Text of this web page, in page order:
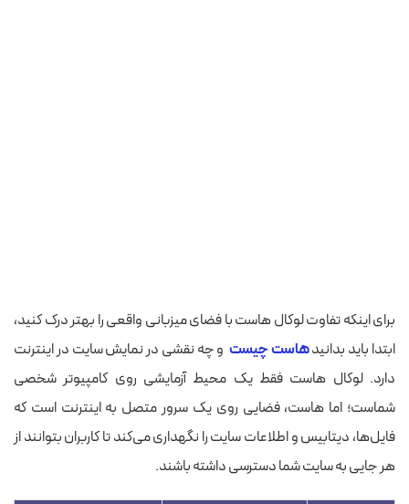
برای اینکه تفاوت لوکال هاست با فضای میزبانی واقعی را بهتر درک کنید،
ابتدا باید بدانیدهاست چیست و چه نقشی در نمایش سایت در اینترنت
دارد. لوکال هاست فقط یک محیط آزمایشی روی کامپیوتر شخصی
شماست؛ اما هاست، فضایی روی یک سرور متصل به اینترنت است که
فایل‌ها، دیتابیس و اطلاعات سایت را نگهداری می‌کند تا کاربران بتوانند از
هر جایی به سایت شما دسترسی داشته باشند.